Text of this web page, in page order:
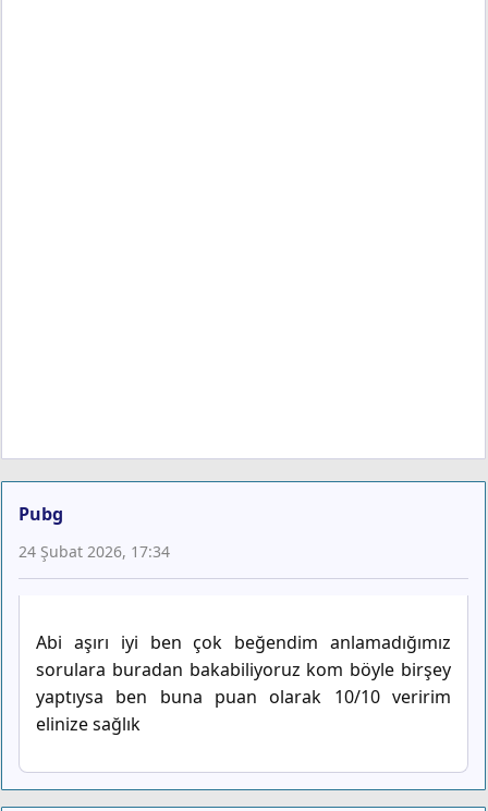
Pubg
24 Şubat 2026, 17:34
Abi aşırı iyi ben çok beğendim anlamadığımız
sorulara buradan bakabiliyoruz kom böyle birşey
yaptıysa ben buna puan olarak 10/10 veririm
elinize sağlık